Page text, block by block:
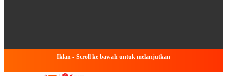
Iklan - Scroll ke bawah untuk melanjutkan